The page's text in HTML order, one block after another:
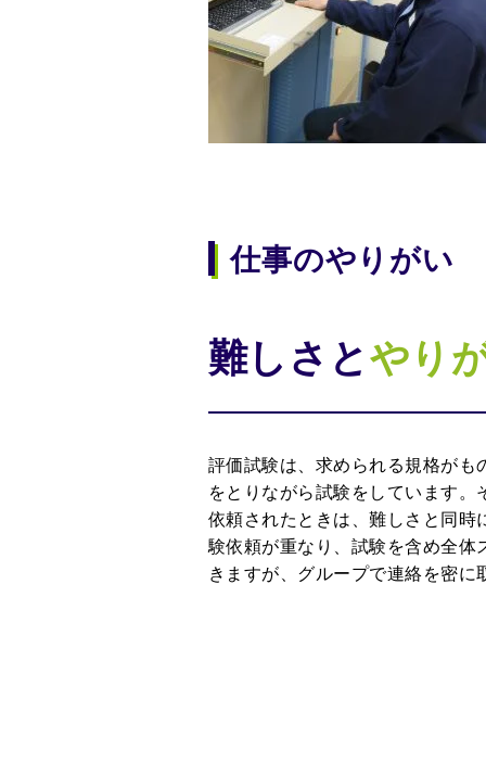
仕事のやりがい
難しさとやり
評価試験は、求められる規格がも
をとりながら試験をしています
依頼されたときは、難しさと同時
験依頼が重なり、試験を含め全体
きますが、グループで連絡を密